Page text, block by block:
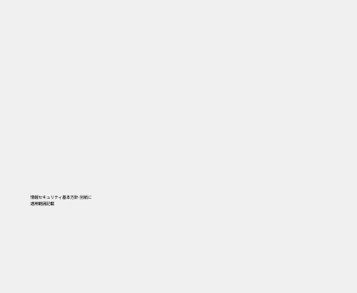
情報セキュリティ基本方針-別紙に
​適用範囲記載